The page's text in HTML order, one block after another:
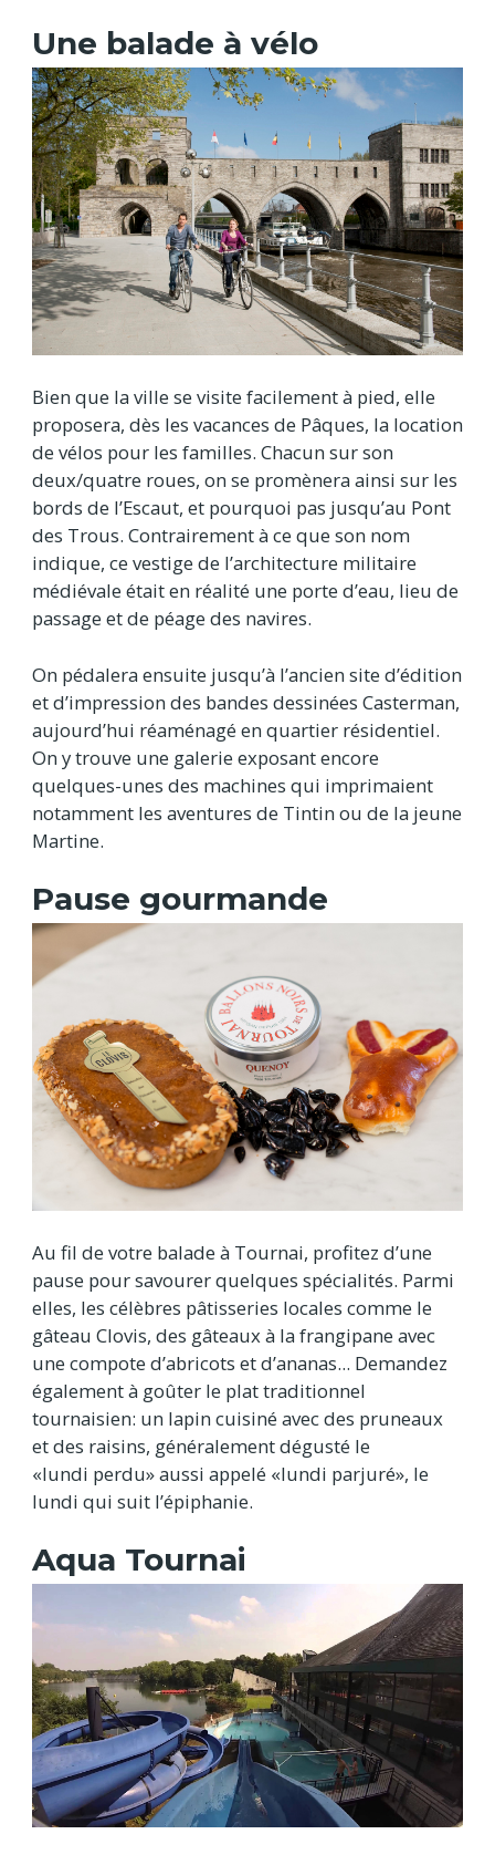
Une balade à vélo
Bien que la ville se visite facilement à pied, elle
proposera, dès les vacances de Pâques, la location
de vélos pour les familles. Chacun sur son
deux/quatre roues, on se promènera ainsi sur les
bords de l’Escaut, et pourquoi pas jusqu’au Pont
des Trous. Contrairement à ce que son nom
indique, ce vestige de l’architecture militaire
médiévale était en réalité une porte d’eau, lieu de
passage et de péage des navires.
On pédalera ensuite jusqu’à l’ancien site d’édition
et d’impression des bandes dessinées Casterman,
aujourd’hui réaménagé en quartier résidentiel.
On y trouve une galerie exposant encore
quelques-unes des machines qui imprimaient
notamment les aventures de Tintin ou de la jeune
Martine.
Pause gourmande
Au fil de votre balade à Tournai, profitez d’une
pause pour savourer quelques spécialités. Parmi
elles, les célèbres pâtisseries locales comme le
gâteau Clovis, des gâteaux à la frangipane avec
une compote d’abricots et d’ananas... Demandez
également à goûter le plat traditionnel
tournaisien: un lapin cuisiné avec des pruneaux
et des raisins, généralement dégusté le
«lundi perdu» aussi appelé «lundi parjuré», le
lundi qui suit l’épiphanie.
Aqua Tournai